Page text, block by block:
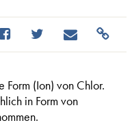
(Ion) von Chlor.
in Form von